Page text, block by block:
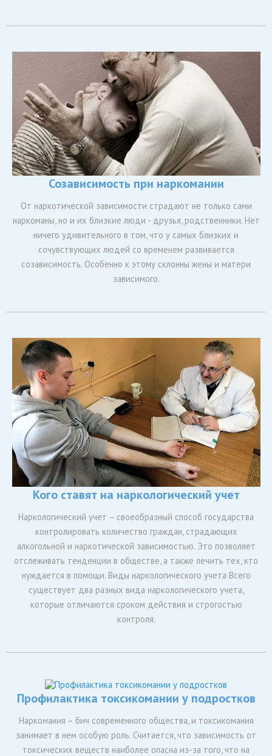
Созависимость при наркомании
От наркотической зависимости страдают не только сами
наркоманы, но и их близкие люди - друзья, родственники. Нет
ничего удивительного в том, что у самых близких и
сочувствующих людей со временем развивается
созависимость. Особенно к этому склонны жены и матери
зависимого.
Кого ставят на наркологический учет
Наркологический учет – своеобразный способ государства
контролировать количество граждан, страдающих
алкогольной и наркотической зависимостью. Это позволяет
отслеживать тенденции в обществе, а также лечить тех, кто
нуждается в помощи. Виды наркологического учета Всего
существует два разных вида наркологического учета,
которые отличаются сроком действия и строгостью
контроля.
Профилактика токсикомании у подростков
Наркомания – бич современного общества, и токсикомания
занимает в нем особую роль. Считается, что зависимость от
токсических веществ наиболее опасна из-за того, что на